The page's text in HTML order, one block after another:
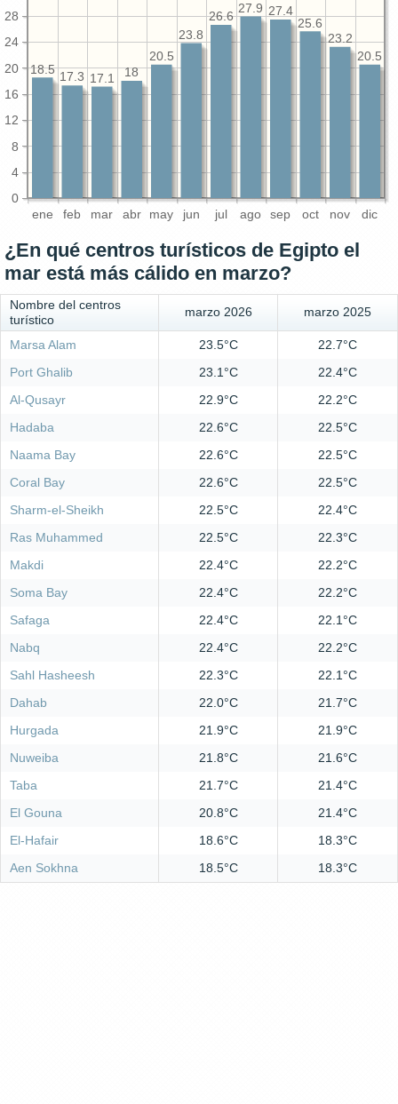
ene feb mar abr may jun jul ago sep oct nov dic
0
4
8
12
16
20
24
28
20.5
23.2
25.6
27.4
27.9
26.6
23.8
20.5
18
17.1
17.3
18.5
¿En qué centros turísticos de Egipto el
mar está más cálido en marzo?
Nombre del centros
turístico
marzo 2026 marzo 2025
Marsa Alam 23.5°C
22.7°C
Port Ghalib
23.1°C
22.4°C
Al-Qusayr
22.9°C
22.2°C
Hadaba
22.6°C
22.5°C
Naama Bay
22.6°C
22.5°C
Coral Bay
22.6°C
22.5°C
Sharm-el-Sheikh
22.5°C
22.4°C
Ras Muhammed
22.5°C
22.3°C
Makdi
22.4°C
22.2°C
Soma Bay
22.4°C
22.2°C
Safaga
22.4°C
22.1°C
Nabq
22.4°C
22.2°C
Sahl Hasheesh
22.3°C
22.1°C
Dahab
22.0°C
21.7°C
Hurgada
21.9°C
21.9°C
Nuweiba
21.8°C
21.6°C
Taba
21.7°C
21.4°C
El Gouna
20.8°C
21.4°C
El-Hafair
18.6°C
18.3°C
Aen Sokhna
18.5°C 18.3°C